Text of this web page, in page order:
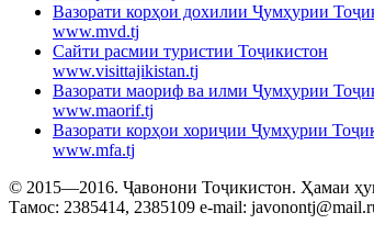
Вазорати корҳои дохилии Ҷумҳурии
www.mvd.tj
Сайти расмии туристии Тоҷикистон
www.visittajikistan.tj
Вазорати маориф ва илми Ҷумҳурии
www.maorif.tj
Вазорати корҳои хориҷии Ҷумҳурии
www.mfa.tj
© 2015—2016. Ҷавонони Тоҷикистон. Ҳамаи
Тамос: 2385414, 2385109 e-mail: